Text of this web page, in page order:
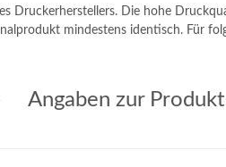
Druckerherstellers. Die hohe
mindestens identisch. Für
Angaben zur